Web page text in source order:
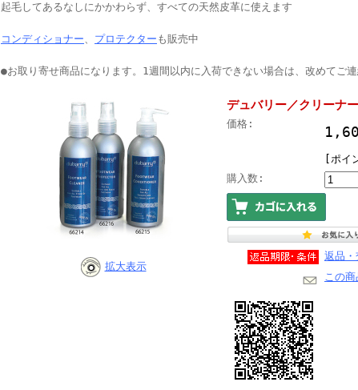
起毛してあるなしにかかわらず、すべての天然皮革に使えます
コンディショナー、 プロテクター も販売中
●お取り寄せ商品になります。1週間以内に入荷できない場合は、改めてご連
拡大表示
デュバリー／クリー
価格:
[ポイ
購入数:
返品・
この